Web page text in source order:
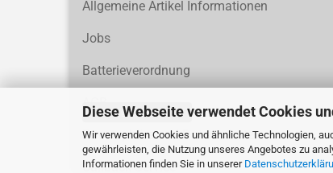
Diese Webseite verwendet Cookies
Wir verwenden Cookies und ähnliche Technologien,
gewährleisten, die Nutzung unseres Angebotes zu
Informationen finden Sie in unserer
Allgemeine Artikel Informationen
Jobs
Batterieverordnung
AGB
Privatsphäre und Datenschutz
Callback Service
Vertrag widerrufen